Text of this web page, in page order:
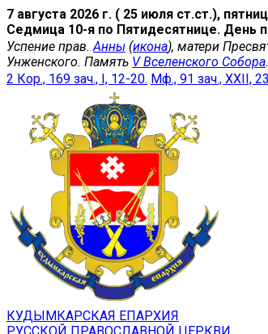
7 августа 2026 г. ( 25 июля ст.ст.),
Седмица 10-я по Пятидесятнице. День
Успение прав. Анны (икона), матери
Унженского. Память V Вселенского Собора
2 Кор., 169 зач., I, 12-20. Мф., 91 зач., XXII,
КУДЫМКАРСКАЯ ЕПАРХИЯ
РУССКОЙ ПРАВОСЛАВНОЙ ЦЕРКВИ